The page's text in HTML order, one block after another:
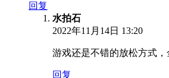
回复
水拍石
2022年11月14日 13:20
游戏还是不错的放松方式
回复